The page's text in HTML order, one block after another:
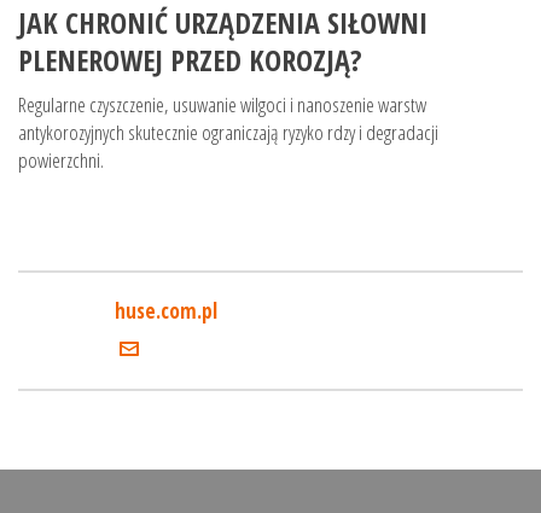
JAK CHRONIĆ URZĄDZENIA SIŁOWNI
PLENEROWEJ PRZED KOROZJĄ?
Regularne czyszczenie, usuwanie wilgoci i nanoszenie warstw
antykorozyjnych skutecznie ograniczają ryzyko rdzy i degradacji
powierzchni.
huse.com.pl